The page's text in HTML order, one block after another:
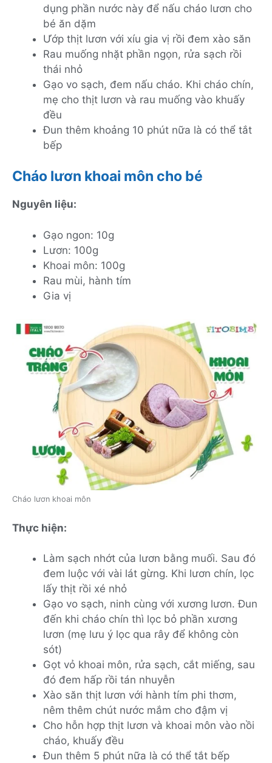
dụng phần nước này để nấu cháo lươn cho
bé ăn dặm
Ướp thịt lươn với xíu gia vị rồi đem xào săn
Rau muống nhặt phần ngọn, rửa sạch rồi
thái nhỏ
Gạo vo sạch, đem nấu cháo. Khi cháo chín,
mẹ cho thịt lươn và rau muống vào khuấy
đều
Đun thêm khoảng 10 phút nữa là có thể tắt
bếp
Cháo lươn khoai môn cho bé
Nguyên liệu:
Gạo ngon: 10g
Lươn: 100g
Khoai môn: 100g
Rau mùi, hành tím
Gia vị
Cháo lươn khoai môn
Thực hiện:
Làm sạch nhớt của lươn bằng muối. Sau đó
đem luộc với vài lát gừng. Khi lươn chín, lọc
lấy thịt rồi xé nhỏ
Gạo vo sạch, ninh cùng với xương lươn. Đun
đến khi cháo chín thì lọc bỏ phần xương
lươn (mẹ lưu ý lọc qua rây để không còn
sót)
Gọt vỏ khoai môn, rửa sạch, cắt miếng, sau
đó đem hấp rồi tán nhuyễn
Xào săn thịt lươn với hành tím phi thơm,
nêm thêm chút nước mắm cho đậm vị
Cho hỗn hợp thịt lươn và khoai môn vào nồi
cháo, khuấy đều
Đun thêm 5 phút nữa là có thể tắt bếp